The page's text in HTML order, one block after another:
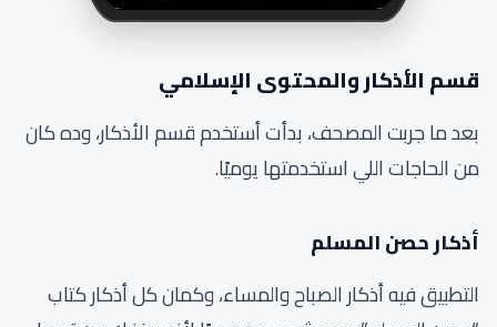
قسم الأذكار والمحتوى الإسلامي
بعد ما جربت المصحف، بدأت أستخدم قسم الأذكار، وده كان
من الحاجات اللي استخدمتها يوميًا.
أذكار حصن المسلم
التطبيق فيه أذكار الصباح والمساء، وكمان كل أذكار كتاب